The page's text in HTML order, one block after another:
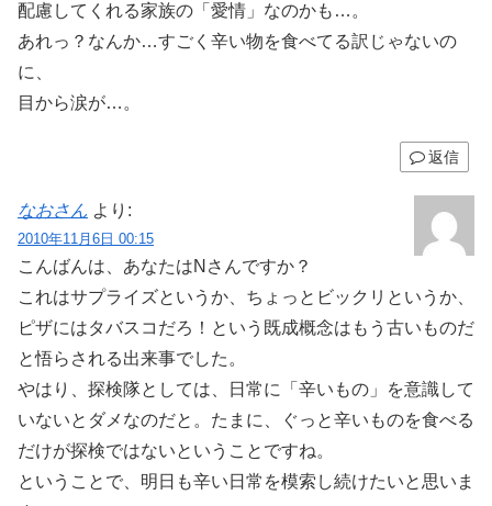
配慮してくれる家族の「愛情」なのかも…。
あれっ？なんか…すごく辛い物を食べてる訳じゃないの
に、
目から涙が…。
返信
なおさん より:
2010年11月6日 00:15
こんばんは、あなたはNさんですか？
これはサプライズというか、ちょっとビックリというか、
ピザにはタバスコだろ！という既成概念はもう古いものだ
と悟らされる出来事でした。
やはり、探検隊としては、日常に「辛いもの」を意識して
いないとダメなのだと。たまに、ぐっと辛いものを食べる
だけが探検ではないということですね。
ということで、明日も辛い日常を模索し続けたいと思いま